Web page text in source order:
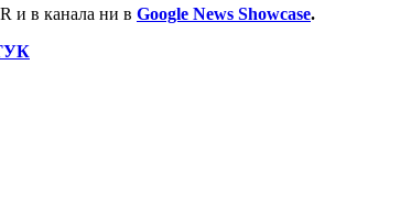
и в канала ни в Google News Showcase.